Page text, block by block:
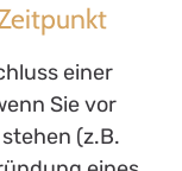
einer
Sie vor
(z.B.